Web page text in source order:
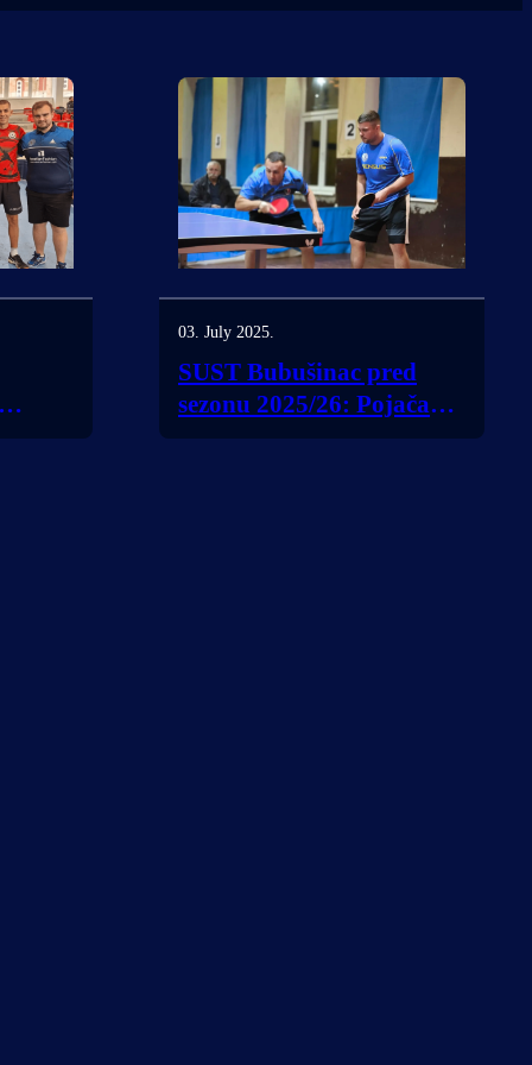
03. July 2025.
SUST Bubušinac pred
sezonu 2025/26: Pojačani i
ambiciozni u oba